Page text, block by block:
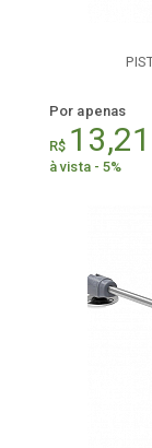
Por apenas
R$ 13,21
à vista - 5%